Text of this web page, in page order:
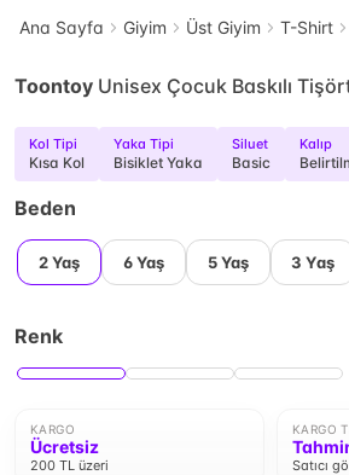
Ana Sayfa Giyim Üst Giyim T-Shirt
Toontoy Unisex Çocuk Baskılı
Kol Tipi
Kısa Kol
Yaka Tipi
Bisiklet Yaka
Siluet
Basic
Kalıp
Beden
2 Yaş 6 Yaş 5 Yaş 3 Yaş
Renk
KARGO
Ücretsiz
200 TL üzeri
KARGO
Satıcı